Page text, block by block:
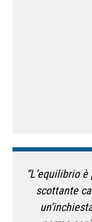
“L’equilibrio
scottante